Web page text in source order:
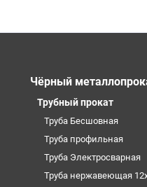
Чёрный
Трубный прокат
Труба Бесшовная
Труба профильная
Труба Электросварная
Труба нержавеющая